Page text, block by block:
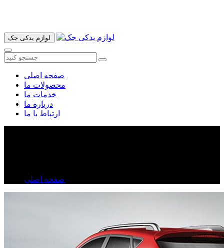
لوازم یدکی جک
صفحه اصلی
محصولات ما
خدمات ما
درباره ما
ارتباط با ما
صفحه اصلی